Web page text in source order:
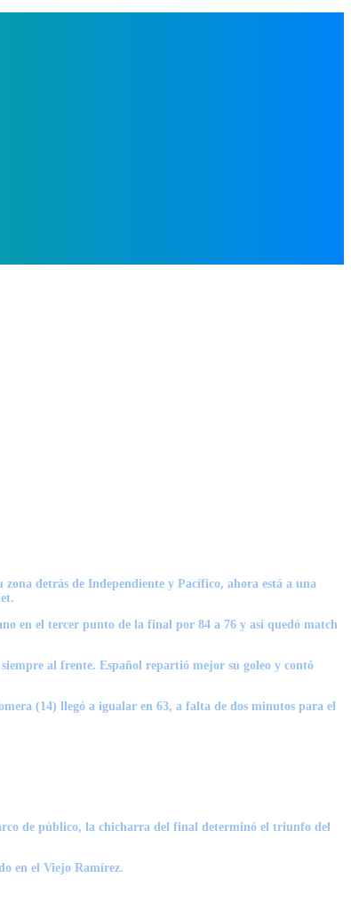
detrás de Independiente y Pacífico, ahora está a una
en el tercer punto de la final por 84 a 76 y así quedó match
al frente. Español repartió mejor su goleo y contó
(14) llegó a igualar en 63, a falta de dos minutos para el
de público, la chicharra del final determinó el triunfo del
en el Viejo Ramírez.